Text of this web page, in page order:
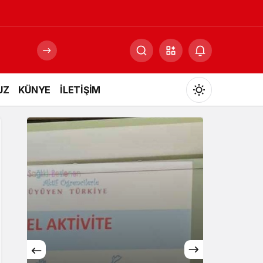
KÜNYE İLETİŞİM
Mod
değiştir
Gündüz Modu
Gündüz modunu seçin.
Gece Modu